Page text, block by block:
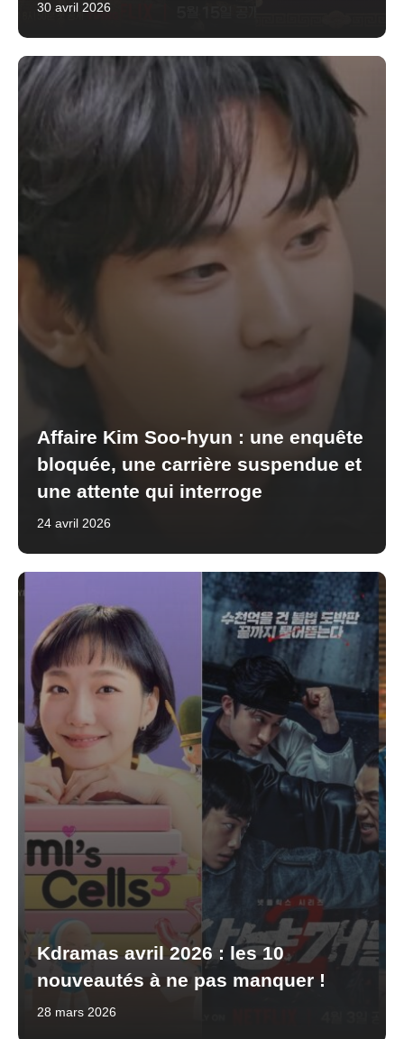
30 avril 2026
Affaire Kim Soo-hyun : une enquête
bloquée, une carrière suspendue et
une attente qui interroge
24 avril 2026
Kdramas avril 2026 : les 10
nouveautés à ne pas manquer !
28 mars 2026